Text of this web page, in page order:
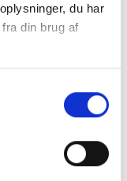
du har
din brug af